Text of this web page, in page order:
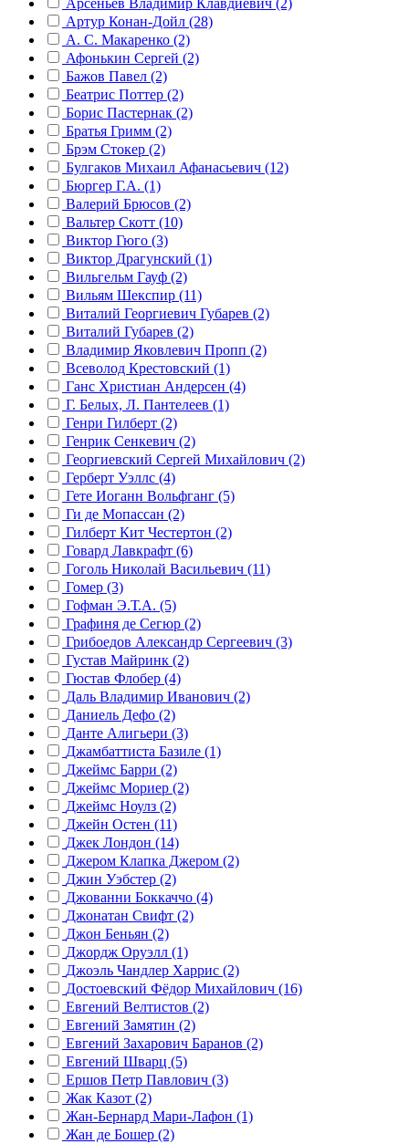
Арсеньев Владимир Клавдиевич (2)
Артур Конан-Дойл (28)
А. С. Макаренко (2)
Афонькин Сергей (2)
Бажов Павел (2)
Беатрис Поттер (2)
Борис Пастернак (2)
Братья Гримм (2)
Брэм Стокер (2)
Булгаков Михаил Афанасьевич (12)
Бюргер Г.А. (1)
Валерий Брюсов (2)
Вальтер Скотт (10)
Виктор Гюго (3)
Виктор Драгунский (1)
Вильгельм Гауф (2)
Вильям Шекспир (11)
Виталий Георгиевич Губарев (2)
Виталий Губарев (2)
Владимир Яковлевич Пропп (2)
Всеволод Крестовский (1)
Ганс Христиан Андерсен (4)
Г. Белых, Л. Пантелеев (1)
Генри Гилберт (2)
Генрик Сенкевич (2)
Георгиевский Сергей Михайлович (2)
Герберт Уэллс (4)
Гете Иоганн Вольфганг (5)
Ги де Мопассан (2)
Гилберт Кит Честертон (2)
Говард Лавкрафт (6)
Гоголь Николай Васильевич (11)
Гомер (3)
Гофман Э.Т.А. (5)
Графиня де Сегюр (2)
Грибоедов Александр Сергеевич (3)
Густав Майринк (2)
Гюстав Флобер (4)
Даль Владимир Иванович (2)
Даниель Дефо (2)
Данте Алигьери (3)
Джамбаттиста Базиле (1)
Джеймс Барри (2)
Джеймс Мориер (2)
Джеймс Ноулз (2)
Джейн Остен (11)
Джек Лондон (14)
Джером Клапка Джером (2)
Джин Уэбстер (2)
Джованни Боккаччо (4)
Джонатан Свифт (2)
Джон Беньян (2)
Джордж Оруэлл (1)
Джоэль Чандлер Харрис (2)
Достоевский Фёдор Михайлович (16)
Евгений Велтистов (2)
Евгений Замятин (2)
Евгений Захарович Баранов (2)
Евгений Шварц (5)
Ершов Петр Павлович (3)
Жак Казот (2)
Жан-Бернард Мари-Лафон (1)
Жан де Бошер (2)